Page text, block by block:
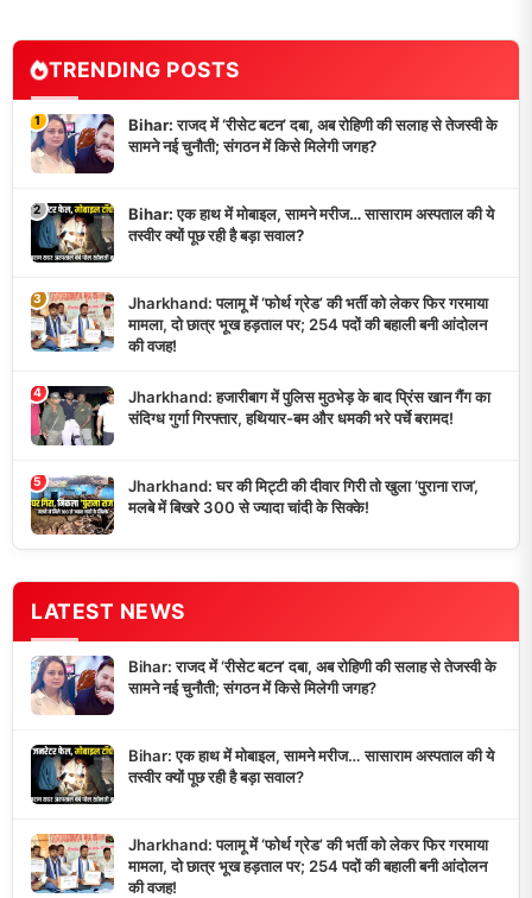
TRENDING POSTS
1
Bihar: राजद में ‘रीसेट बटन’ दबा, अब रोहिणी की सलाह से तेजस्वी के
सामने नई चुनौती; संगठन में किसे मिलेगी जगह?
2
Bihar: एक हाथ में मोबाइल, सामने मरीज… सासाराम अस्पताल की ये
तस्वीर क्यों पूछ रही है बड़ा सवाल?
3
Jharkhand: पलामू में ‘फोर्थ ग्रेड’ की भर्ती को लेकर फिर गरमाया
मामला, दो छात्र भूख हड़ताल पर; 254 पदों की बहाली बनी आंदोलन
की वजह!
4
Jharkhand: हजारीबाग में पुलिस मुठभेड़ के बाद प्रिंस खान गैंग का
संदिग्ध गुर्गा गिरफ्तार, हथियार-बम और धमकी भरे पर्चे बरामद!
5
Jharkhand: घर की मिट्टी की दीवार गिरी तो खुला ‘पुराना राज’,
मलबे में बिखरे 300 से ज्यादा चांदी के सिक्के!
LATEST NEWS
Bihar: राजद में ‘रीसेट बटन’ दबा, अब रोहिणी की सलाह से तेजस्वी के
सामने नई चुनौती; संगठन में किसे मिलेगी जगह?
Bihar: एक हाथ में मोबाइल, सामने मरीज… सासाराम अस्पताल की ये
तस्वीर क्यों पूछ रही है बड़ा सवाल?
Jharkhand: पलामू में ‘फोर्थ ग्रेड’ की भर्ती को लेकर फिर गरमाया
मामला, दो छात्र भूख हड़ताल पर; 254 पदों की बहाली बनी आंदोलन
की वजह!